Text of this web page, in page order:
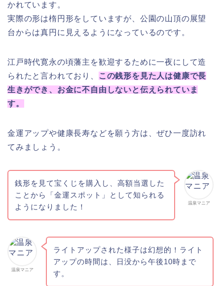
かれています。
実際の形は楕円形をしていますが、公園の山頂の展望
台からは真円に見えるようになっているのです。
江戸時代寛永の頃藩主を歓迎するために一夜にして造
られたと言われており、
この銭形を見た人は健康で長
生きができ、お金に不自由しないと伝えられていま
す。
金運アップや健康長寿などを願う方は、ぜひ一度訪れ
てみましょう。
温泉マニア
銭形を見て宝くじを購入し、高額当選した
ことから「金運スポット」として知られる
ようになりました！
温泉マニア
ライトアップされた様子は幻想的！ライト
アップの時間は、日没から午後10時まで
す。